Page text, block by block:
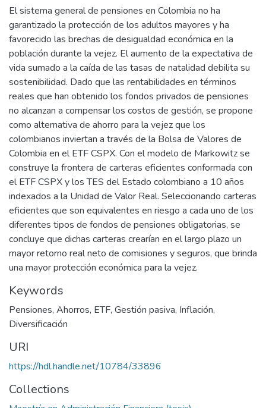
El sistema general de pensiones en Colombia no ha
garantizado la protección de los adultos mayores y ha
favorecido las brechas de desigualdad económica en la
población durante la vejez. El aumento de la expectativa de
vida sumado a la caída de las tasas de natalidad debilita su
sostenibilidad. Dado que las rentabilidades en términos
reales que han obtenido los fondos privados de pensiones
no alcanzan a compensar los costos de gestión, se propone
como alternativa de ahorro para la vejez que los
colombianos inviertan a través de la Bolsa de Valores de
Colombia en el ETF CSPX. Con el modelo de Markowitz se
construye la frontera de carteras eficientes conformada con
el ETF CSPX y los TES del Estado colombiano a 10 años
indexados a la Unidad de Valor Real. Seleccionando carteras
eficientes que son equivalentes en riesgo a cada uno de los
diferentes tipos de fondos de pensiones obligatorias, se
concluye que dichas carteras crearían en el largo plazo un
mayor retorno real neto de comisiones y seguros, que brinda
una mayor protección económica para la vejez.
Keywords
Pensiones, Ahorros, ETF, Gestión pasiva, Inflación,
Diversificación
URI
https://hdl.handle.net/10784/33896
Collections